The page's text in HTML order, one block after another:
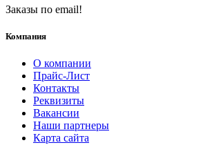
Заказы по email!
Компания
О компании
Прайс-Лист
Контакты
Реквизиты
Вакансии
Наши партнеры
Карта сайта